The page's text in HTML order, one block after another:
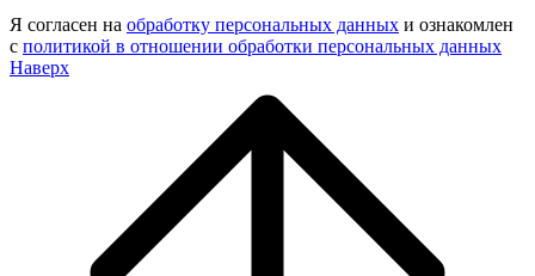
Я согласен на обработку персональных данных и ознакомлен
с политикой в отношении обработки персональных данных
Наверх